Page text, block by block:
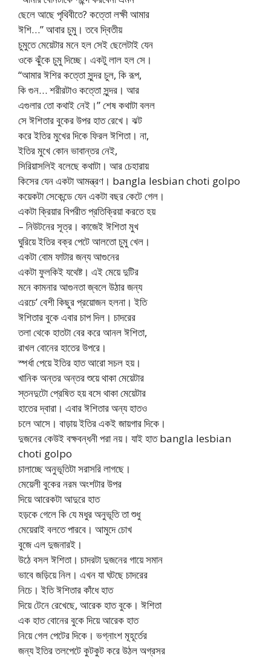
ছেলে আছে পৃথিবীতে? কত্তো লক্ষী আমার
ঈশি…” আবার চুমু। তবে দ্বিতীয়
চুমুতে মেয়েটার মনে হল সেই ছেলেটাই যেন
ওকে ঝুঁকে চুমু দিচ্ছে। একটু লাল হল সে।
“আমার ঈশির কত্তো সুন্দর চুল, কি রূপ,
কি গুন… শরীরটাও কত্তো সুন্দর। আর
এগুলার তো কথাই নেই।” শেষ কথাটা বলল
সে ঈশিতার বুকের উপর হাত রেখে। ঝট
করে ইতির মুখের দিকে ফিরল ঈশিতা। না,
ইতির মুখে কোন ভাবান্তর নেই,
সিরিয়াসলিই বলেছে কথাটা। আর চেহারায়
কিসের যেন একটা আমন্ত্রণ। bangla lesbian choti golpo
কয়েকটা সেকেন্ডে যেন একটা বছর কেটে গেল।
একটা ক্রিয়ার বিপরীত প্রতিক্রিয়া করতে হয়
– নিউটনের সূত্র। কাজেই ঈশিতা মুখ
ঘুরিয়ে ইতির বক্র পেটে আলতো চুমু খেল।
একটা বোম ফাটার জন্য আগুনের
একটা ফুলকিই যথেষ্ট। এই মেয়ে দুটির
মনে কামনার আগুনতা জ্বলে উঠার জন্য
এরচে’ বেশী কিছুর প্রয়োজন হলনা। ইতি
ঈশিতার বুকে এবার চাপ দিল। চাদরের
তলা থেকে হাতটা বের করে আনল ঈশিতা,
রাখল বোনের হাতের উপরে।
স্পর্ধা পেয়ে ইতির হাত আরো সচল হয়।
খানিক অন্তর অন্তর শুয়ে থাকা মেয়েটার
স্তনদুটো প্রেষিত হয় বসে থাকা মেয়েটার
হাতের দ্বারা। এবার ঈশিতার অন্য হাতও
চলে আসে। বাড়ায় ইতির একই জায়গার দিকে।
দুজনের কেউই বক্ষবন্ধনী পরা নয়। যাই হাত bangla lesbian
choti golpo
চালাচ্ছে অনুভূতিটা সরাসরি লাগছে।
মেয়েলী বুকের নরম অংশটার উপর
দিয়ে আরেকটা আদুরে হাত
হড়কে গেলে কি যে মধুর অনুভূতি তা শুধু
মেয়েরাই বলতে পারবে। আমুদে চোখ
বুজে এল দুজনারই।
উঠে বসল ঈশিতা। চাদরটা দুজনের গায়ে সমান
ভাবে জড়িয়ে নিল। এখন যা ঘটছে চাদরের
নিচে। ইতি ঈশিতার কাঁধে হাত
দিয়ে টেনে রেখেছে, আরেক হাত বুকে। ঈশিতা
এক হাত বোনের বুকে দিয়ে আরেক হাত
নিয়ে গেল পেটের দিকে। ভগ্নাংশ মূহূর্তের
জন্য ইতির তলপেটে কুটকুট করে উঠল অগ্রসর